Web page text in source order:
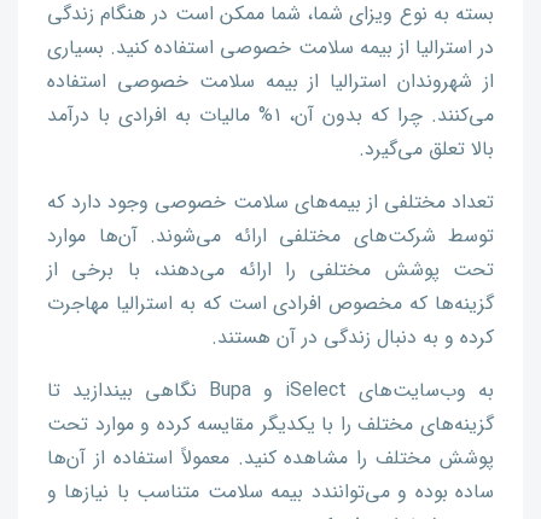
بسته به نوع ویزای شما، شما ممکن است در هنگام زندگی
در استرالیا از بیمه سلامت خصوصی استفاده کنید. بسیاری
از شهروندان استرالیا از بیمه سلامت خصوصی استفاده
می‌کنند. چرا که بدون آن، ۱% مالیات به افرادی با درآمد
بالا تعلق می‌گیرد.
تعداد مختلفی از بیمه‌های سلامت خصوصی وجود دارد که
توسط شرکت‌های مختلفی ارائه می‌شوند. آن‌ها موارد
تحت پوشش مختلفی را ارائه می‌دهند، با برخی از
گزینه‌ها که مخصوص افرادی است که به استرالیا مهاجرت
کرده و به دنبال زندگی در آن هستند.
به وب‌سایت‌های iSelect و Bupa نگاهی بیندازید تا
گزینه‌های مختلف را با یکدیگر مقایسه کرده و موارد تحت
پوشش مختلف را مشاهده کنید. معمولاً استفاده از آن‌ها
ساده بوده و می‌توانندد بیمه سلامت متناسب با نیازها و